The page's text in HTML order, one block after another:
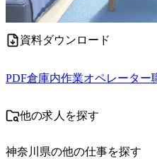
資料ダウンロード
PDF倉庫内作業オペレーター
他の求人を探す
神奈川県の他の仕事を探す